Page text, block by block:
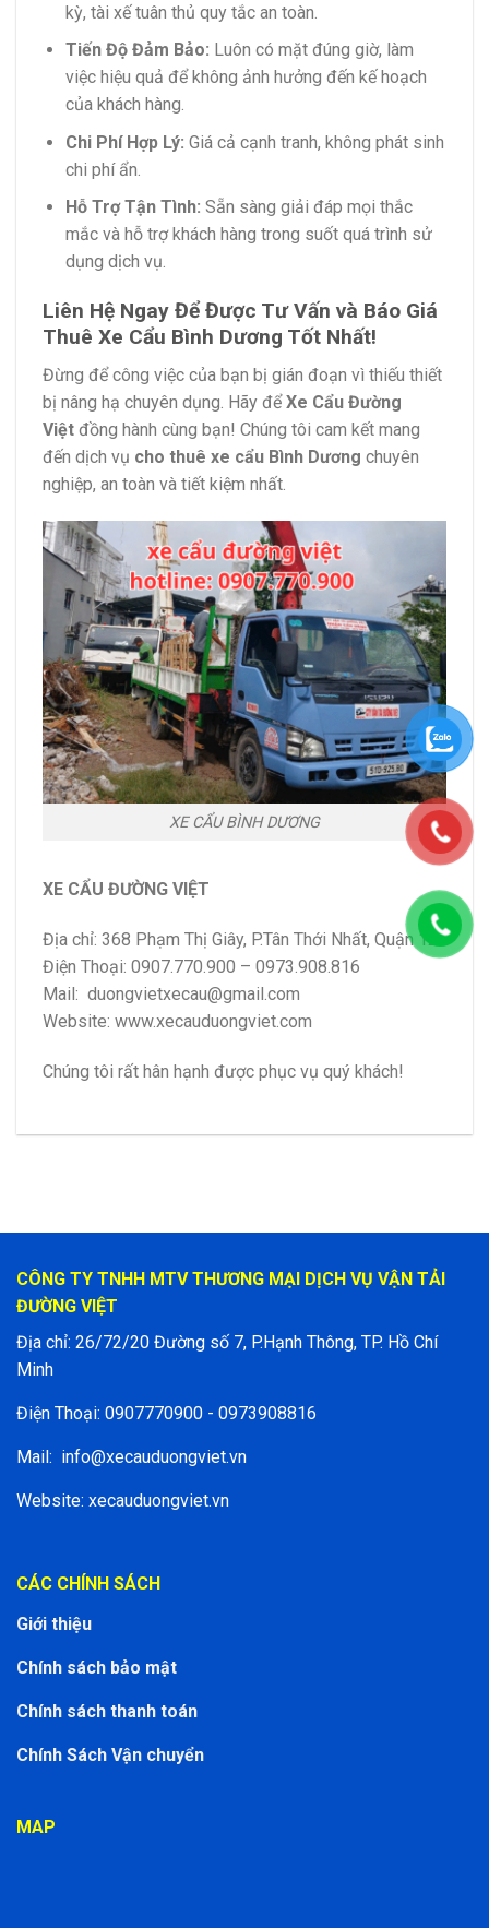
kỳ, tài xế tuân thủ quy tắc an toàn.
Tiến Độ Đảm Bảo: Luôn có mặt đúng giờ, làm
việc hiệu quả để không ảnh hưởng đến kế hoạch
của khách hàng.
Chi Phí Hợp Lý: Giá cả cạnh tranh, không phát sinh
chi phí ẩn.
Hỗ Trợ Tận Tình: Sẵn sàng giải đáp mọi thắc
mắc và hỗ trợ khách hàng trong suốt quá trình sử
dụng dịch vụ.
Liên Hệ Ngay Để Được Tư Vấn và Báo Giá
Thuê Xe Cẩu Bình Dương Tốt Nhất!
Đừng để công việc của bạn bị gián đoạn vì thiếu thiết
bị nâng hạ chuyên dụng. Hãy đểXe Cẩu Đường
Việt đồng hành cùng bạn! Chúng tôi cam kết mang
đến dịch vụ cho thuê xe cẩu Bình Dương chuyên
nghiệp, an toàn và tiết kiệm nhất.
XE CẨU BÌNH DƯƠNG
XE CẨU ĐƯỜNG VIỆT
Địa chỉ: 368 Phạm Thị Giây, P.Tân Thới Nhất, Quận 12
Điện Thoại: 0907.770.900 – 0973.908.816
Mail: duongvietxecau@gmail.com
Website: www.xecauduongviet.com
Chúng tôi rất hân hạnh được phục vụ quý khách!
CÔNG TY TNHH MTV THƯƠNG MẠI DỊCH VỤ VẬN TẢI
ĐƯỜNG VIỆT
Địa chỉ: 26/72/20 Đường số 7, P.Hạnh Thông, TP. Hồ Chí
Minh
Điện Thoại: 0907770900 - 0973908816
Mail: info@xecauduongviet.vn
Website: xecauduongviet.vn
CÁC CHÍNH SÁCH
Giới thiệu
Chính sách bảo mật
Chính sách thanh toán
Chính Sách Vận chuyển
MAP